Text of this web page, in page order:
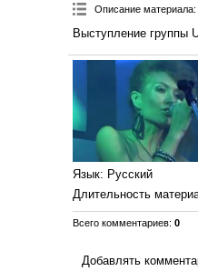
Описание материала:
Выступление группы
Язык: Русский
Длительность
Всего комментариев: 0
Добавлять